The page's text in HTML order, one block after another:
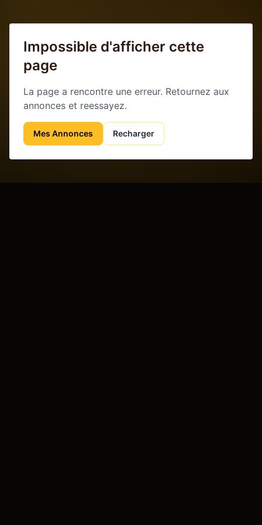
Impossible d'afficher cette
page
La page a rencontre une erreur. Retournez aux
annonces et reessayez.
Mes Annonces Recharger